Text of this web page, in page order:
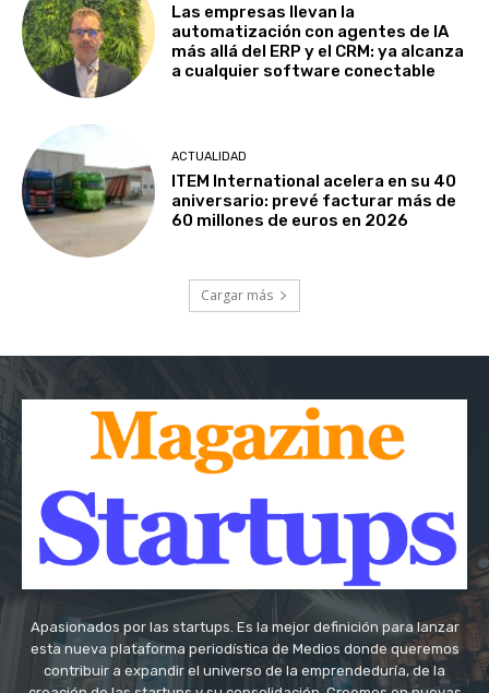
Las empresas llevan la
automatización con agentes de IA
más allá del ERP y el CRM: ya alcanza
a cualquier software conectable
ACTUALIDAD
ITEM International acelera en su 40
aniversario: prevé facturar más de
60 millones de euros en 2026
Cargar más
Apasionados por las startups. Es la mejor definición para lanzar
esta nueva plataforma periodística de Medios donde queremos
contribuir a expandir el universo de la emprendeduría, de la